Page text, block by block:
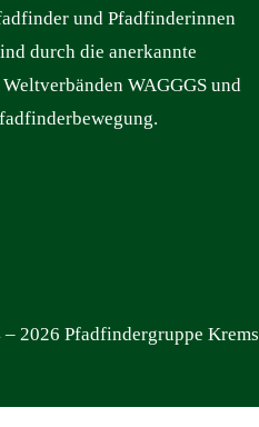
und Pfadfinderinnen
durch die anerkannte
WAGGGS und
2026 Pfadfindergruppe Krems